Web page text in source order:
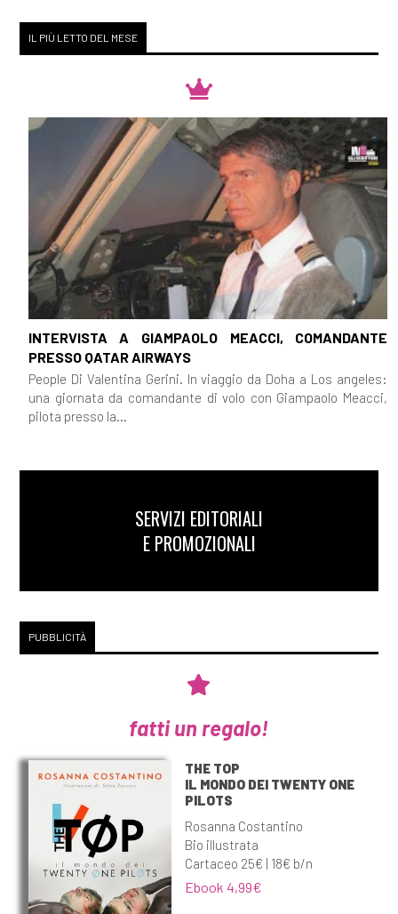
IL PIÙ LETTO DEL MESE
INTERVISTA A GIAMPAOLO MEACCI, COMANDANTE
PRESSO QATAR AIRWAYS
People Di Valentina Gerini. In viaggio da Doha a Los angeles:
una giornata da comandante di volo con Giampaolo Meacci,
pilota presso la...
SERVIZI EDITORIALI
E PROMOZIONALI
PUBBLICITÀ
fatti un regalo!
THE TOP
IL MONDO DEI TWENTY ONE
PILOTS
Rosanna Costantino
Bio illustrata
Cartaceo 25€ | 18€ b/n
Ebook 4,99€